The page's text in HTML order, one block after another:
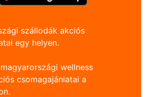
szállodák akciós
egy helyen.
wellness
csomagajánlatai a